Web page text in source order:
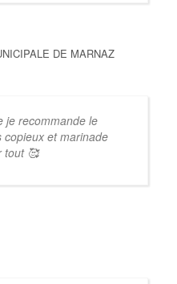
DE MARNAZ
je recommande le
et marinade
tout 🥰